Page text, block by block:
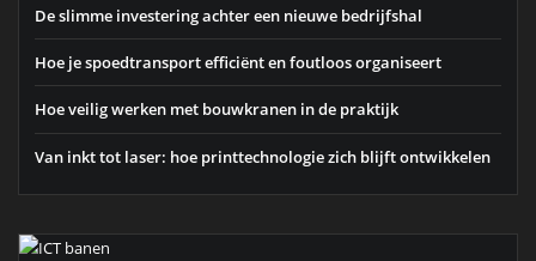
De slimme investering achter een nieuwe bedrijfshal
Hoe je spoedtransport efficiënt en foutloos organiseert
Hoe veilig werken met bouwkranen in de praktijk
Van inkt tot laser: hoe printtechnologie zich blijft ontwikkelen